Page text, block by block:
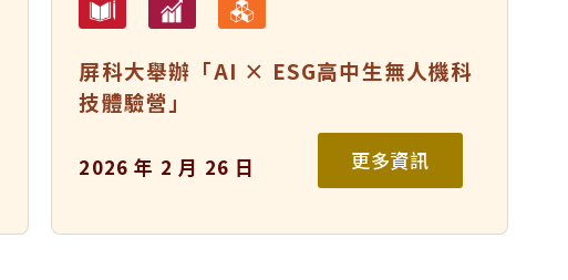
屏科大舉辦「AI × ESG高中生無人機科
技體驗營」
2026 年 2 月 26 日 更多資訊